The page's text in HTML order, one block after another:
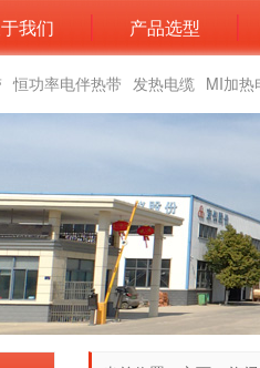
我们 产品选型
恒功率电伴热带 发热电缆 MI加热